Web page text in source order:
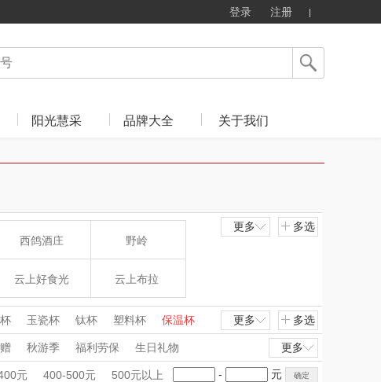
登录 注册
阳光慧采 品牌大全 关于我们
西鸽酒庄 野岭
云上好食光 云上布拉
东方沁 绽家
觅菓 MOVA
更多 多选
玉瓷杯 钛杯 塑料杯 保温杯 更多 多选
秋游季 福利劳保
生日礼物
伴手礼盒 会议礼品
国潮文创
更多
元 400-500元 500元以上 - 元